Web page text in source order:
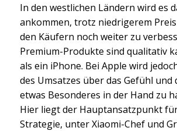
In den westlichen Ländern wird es
ankommen, trotz niedrigerem
den Käufern noch weiter zu
Premium-Produkte sind qualitativ
als ein iPhone. Bei Apple wird
des Umsatzes über das Gefühl und
etwas Besonderes in der Hand zu
Hier liegt der Hauptansatzpunkt
Strategie, unter Xiaomi-Chef und